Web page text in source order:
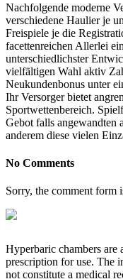
Nachfolgende moderne
verschiedene Haulier je
Freispiele je die
facettenreichen Allerlei
unterschiedlichster
vielfältigen Wahl aktiv
Neukundenbonus unter
Ihr Versorger bietet
Sportwettenbereich.
Gebot falls angewandten
anderem diese vielen
No Comments
Sorry, the comment form
Hyperbaric chambers are
prescription for use. The
not constitute a medical